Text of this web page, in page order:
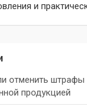
и
отменить штрафы
продукцией